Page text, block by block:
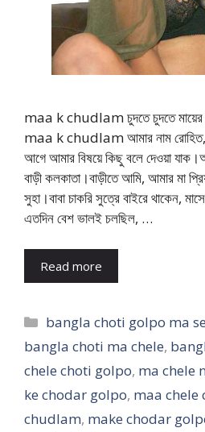
maa k chudlam চুদতে চুদতে মায়ের
maa k chudlam আমার নাম রোহিত,
আগে আমার বিষয়ে কিছু বলে দেওয়া
বাড়ী কলকাতা।বাড়ীতে আমি, আমার মা
সুহা।বাবা চাকরি সুত্রে বাইরে থাকেন,
এতদিন বেশ ভালই চলছিল, …
Read more
Categories
bangla choti golpo ma
bangla choti ma chele,
chele choti golpo, ma chele
ke chodar golpo, maa chele
chudlam, make chodar